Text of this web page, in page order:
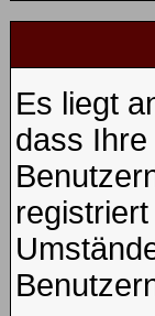
Es liegt
dass